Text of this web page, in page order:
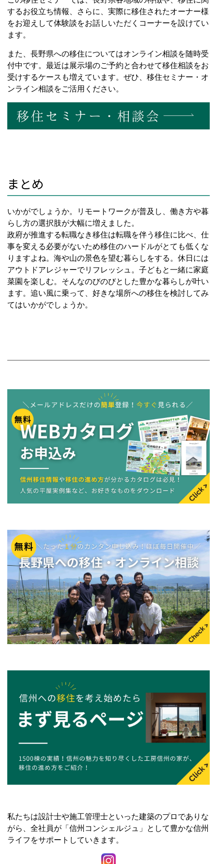
するお役立ち情報、さらに、実際に移住されたオーナー様
をお迎えして体験談をお話しいただくコーナーを設けてい
ます。
また、長野県への移住についてはオンライン相談を随時受
付中です。最近は展示場のご予約と合わせて移住相談をお
受けするケースも増えています。ぜひ、移住セミナー・オ
ンライン相談をご活用ください。
まとめ
いかがでしょうか。リモートワークが普及し、働き方や暮
らし方の選択肢が大幅に増えました。
政府が推進する転職なき移住は転職を伴う移住に比べ、仕
事を変える必要がないため移住のハードルがとても低くな
りますよね。海や山の景色を望む暮らしをする。休日には
アウトドアレジャーでリフレッシュ。子どもと一緒に家庭
菜園を楽しむ。そんなのびのびとした豊かな暮らしが叶い
ます。追い風に乗って、好きな場所への移住を検討してみ
てはいかがでしょうか。
私たちは設計士や施工管理士といった建築のプロでありな
がら、全社員が「信州コンシェルジュ」として豊かな信州
ライフをサポートしていきます。